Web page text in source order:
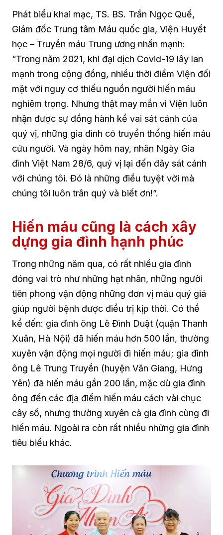
Phát biểu khai mạc, TS. BS. Trần Ngọc Quế,
Giám đốc Trung tâm Máu quốc gia, Viện Huyết
học – Truyền máu Trung ương nhấn mạnh:
“Trong năm 2021, khi đại dịch Covid-19 lây lan
mạnh trong cộng đồng, nhiều thời điểm Viện đối
mặt với nguy cơ thiếu nguồn người hiến máu
nghiêm trọng. Nhưng thật may mắn vì Viện luôn
nhận được sự đồng hành kề vai sát cánh của
quý vị, những gia đình có truyền thống hiến máu
cứu người. Và ngày hôm nay, nhân Ngày Gia
đình Việt Nam 28/6, quý vị lại đến đây sát cánh
với chúng tôi. Đó là những điều tuyệt vời mà
chúng tôi luôn trân quý và biết ơn!”.
Hiến máu cũng là cách xây
dựng gia đình hạnh phúc
Trong những năm qua, có rất nhiều gia đình
đóng vai trò như những hạt nhân, những người
tiên phong vận động những đơn vị máu quý giá
giúp người bệnh được điều trị kịp thời. Có thể
kể đến: gia đình ông Lê Đình Duật (quận Thanh
Xuân, Hà Nội) đã hiến máu hơn 500 lần, thường
xuyên vận động mọi người đi hiến máu; gia đình
ông Lê Trung Truyền (huyện Văn Giang, Hưng
Yên) đã hiến máu gần 200 lần, mặc dù gia đình
ông đến các địa điểm hiến máu cách vài chục
cây số, nhưng thường xuyên cả gia đình cùng đi
hiến máu. Ngoài ra còn rất nhiều những gia đình
tiêu biểu khác.